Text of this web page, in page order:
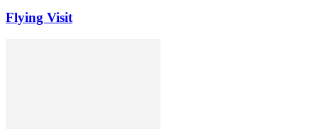
Flying Visit